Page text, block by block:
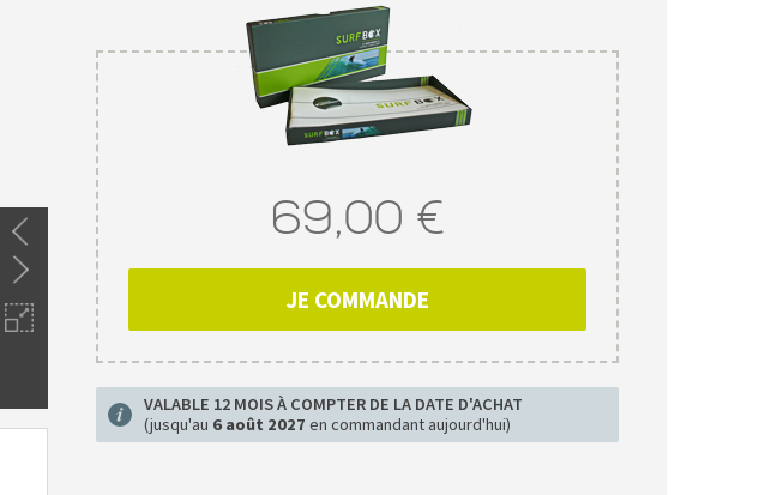
69,00 €
JE COMMANDE
VALABLE 12 MOIS À COMPTER DE LA DATE D'ACHAT
(jusqu'au 6 août 2027 en commandant aujourd'hui)